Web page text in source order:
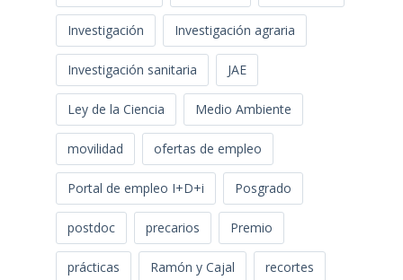
Investigación Investigación agraria
Investigación sanitaria JAE
Ley de la Ciencia Medio Ambiente
movilidad ofertas de empleo
Portal de empleo I+D+i Posgrado
postdoc precarios Premio
prácticas Ramón y Cajal recortes